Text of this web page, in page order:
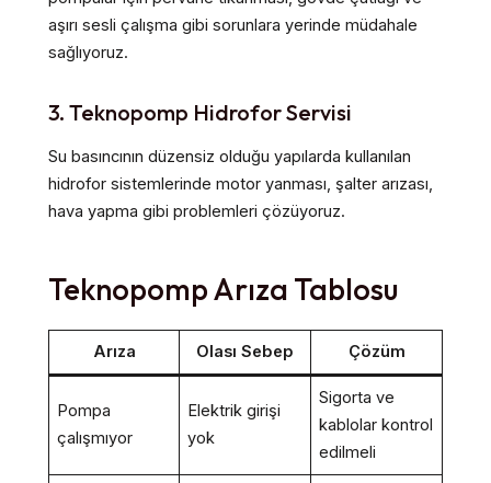
aşırı sesli çalışma gibi sorunlara yerinde müdahale
sağlıyoruz.
3. Teknopomp Hidrofor Servisi
Su basıncının düzensiz olduğu yapılarda kullanılan
hidrofor sistemlerinde motor yanması, şalter arızası,
hava yapma gibi problemleri çözüyoruz.
Teknopomp Arıza Tablosu
Arıza Olası Sebep Çözüm
Pompa
çalışmıyor
Elektrik girişi
yok
Sigorta ve
kablolar kontrol
edilmeli